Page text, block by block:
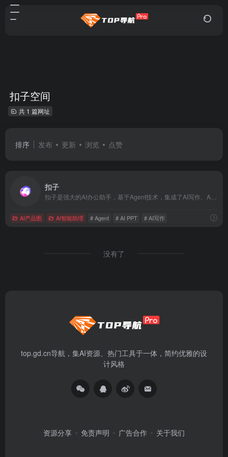
扣子空间
共 1 篇网址
排序 发布 更新 浏览 点赞
扣子
AI产品图 AI智能助理 # Agent # AI PPT # AI写作
没有了
top.gd.cn导航，集AI资源、热门工具于一体，简约优雅的设
计风格
资源分享 免责声明 广告合作 关于我们